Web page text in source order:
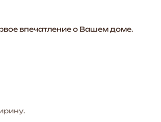
впечатление о Вашем доме.